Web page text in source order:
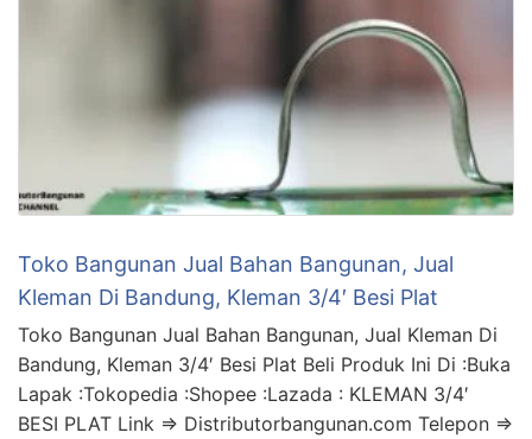
Toko Bangunan Jual Bahan Bangunan, Jual
Kleman Di Bandung, Kleman 3/4′ Besi Plat
Toko Bangunan Jual Bahan Bangunan, Jual Kleman Di
Bandung, Kleman 3/4′ Besi Plat Beli Produk Ini Di :Buka
Lapak :Tokopedia :Shopee :Lazada : KLEMAN 3/4′
BESI PLAT Link => Distributorbangunan.com Telepon =>